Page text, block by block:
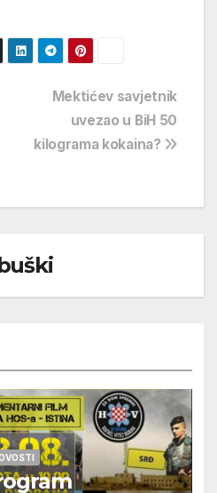
Mektićev savjetnik
uvezao u BiH 50
kilograma kokaina?